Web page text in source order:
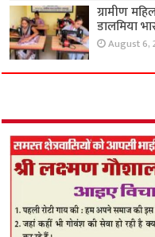
ग्रामीण
डालमिया
August 6,